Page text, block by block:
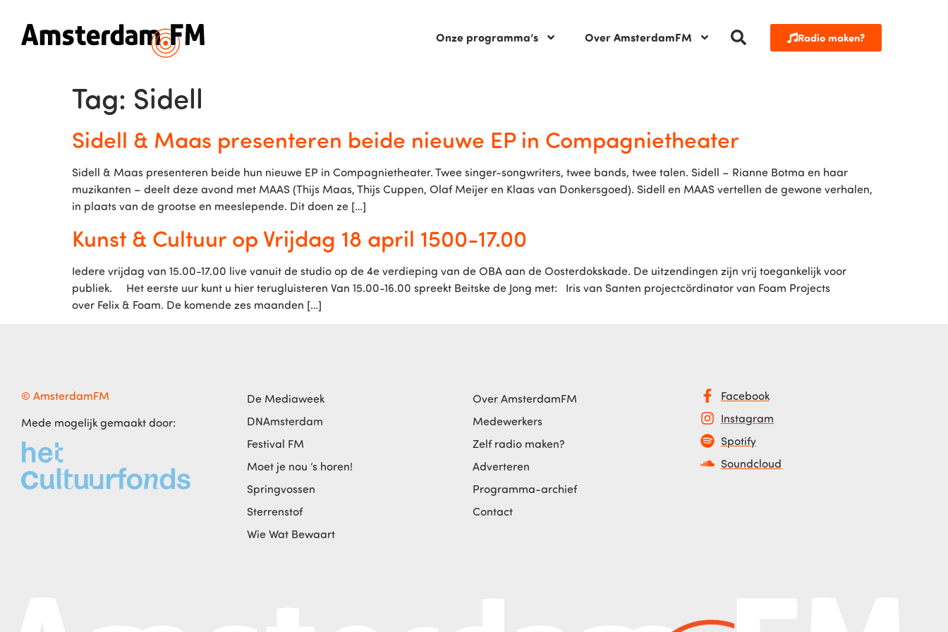
Onze programma’s Over AmsterdamFM Radio maken?
Tag: Sidell
Sidell & Maas presenteren beide nieuwe EP in Compagnietheater
Sidell & Maas presenteren beide hun nieuwe EP in Compagnietheater. Twee singer-songwriters, twee bands, twee talen. Sidell – Rianne Botma en haar
muzikanten – deelt deze avond met MAAS (Thijs Maas, Thijs Cuppen, Olaf Meijer en Klaas van Donkersgoed). Sidell en MAAS vertellen de gewone verhalen,
in plaats van de grootse en meeslepende. Dit doen ze […]
Kunst & Cultuur op Vrijdag 18 april 1500-17.00
Iedere vrijdag van 15.00-17.00 live vanuit de studio op de 4e verdieping van de OBA aan de Oosterdokskade. De uitzendingen zijn vrij toegankelijk voor
publiek. Het eerste uur kunt u hier terugluisteren Van 15.00-16.00 spreekt Beitske de Jong met: Iris van Santen projectcördinator van Foam Projects
over Felix & Foam. De komende zes maanden […]
© AmsterdamFM
Mede mogelijk gemaakt door:
De Mediaweek
DNAmsterdam
Festival FM
Moet je nou ‘s horen!
Springvossen
Sterrenstof
Wie Wat Bewaart
Over AmsterdamFM
Medewerkers
Zelf radio maken?
Adverteren
Programma-archief
Contact
Facebook
Instagram
Spotify
Soundcloud